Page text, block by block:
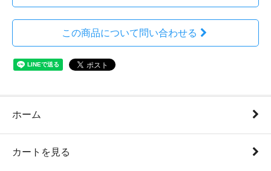
この商品について問い合わせる
ホーム
カートを見る